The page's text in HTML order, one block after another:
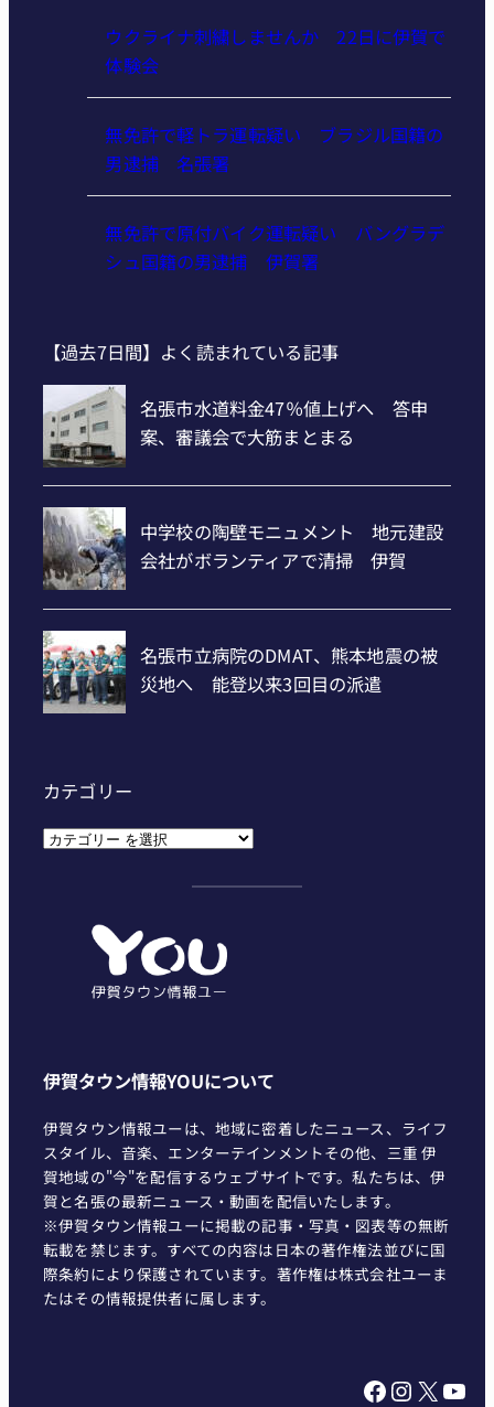
ウクライナ刺繍しませんか 22日に伊賀で
体験会
無免許で軽トラ運転疑い ブラジル国籍の
男逮捕 名張署
無免許で原付バイク運転疑い バングラデ
シュ国籍の男逮捕 伊賀署
【過去7日間】よく読まれている記事
カテゴリー
カ
伊賀タウン情報YOUについて
伊賀タウン情報ユーは、地域に密着したニュース、ライフ
スタイル、音楽、エンターテインメントその他、三重 伊
賀地域の"今"を配信するウェブサイトです。私たちは、伊
賀と名張の最新ニュース・動画を配信いたします。
※伊賀タウン情報ユーに掲載の記事・写真・図表等の無断
転載を禁じます。すべての内容は日本の著作権法並びに国
際条約により保護されています。著作権は株式会社ユーま
たはその情報提供者に属します。
Facebook InstagramX YouTube